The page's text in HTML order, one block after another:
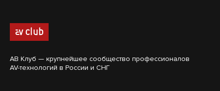
АВ Клуб — крупнейшее сообщество профессионалов
AV-технологий в России и СНГ